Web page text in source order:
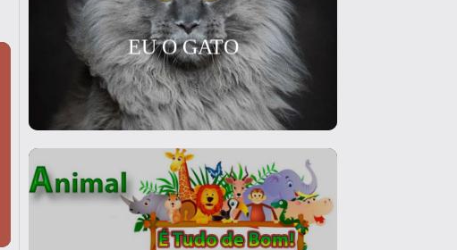
EU O GATO